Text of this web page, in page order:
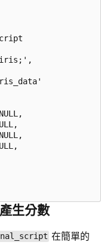
生分數
在簡單的